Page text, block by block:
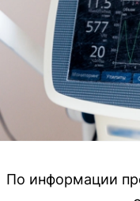
По информации